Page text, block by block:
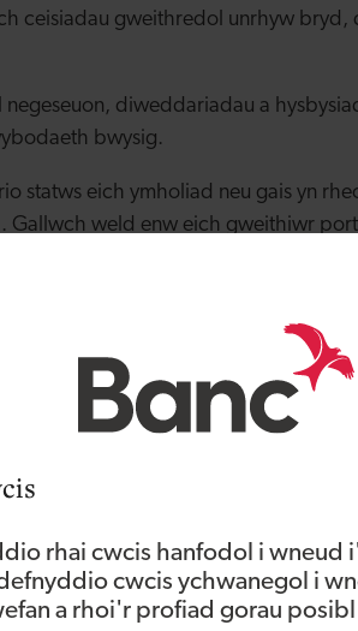
rhai cwcis hanfodol i wneud
cwcis ychwanegol i
a rhoi'r profiad gorau posibl
ceisiadau gweithredol unrhyw bryd,
diweddariadau a
bwysig.
statws eich ymholiad neu gais yn
weld enw eich gweithiwr
neu statws eich cais.
a chefnogaeth bwrpasol ar gyfer
bod eich gwybodaeth bersonol ac
mesurau diogelu, gan gynnwys
Gweler ein